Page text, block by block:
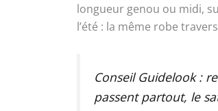
longueur genou ou midi,
l’été : la même robe
Conseil Guidelook :
passent partout, le